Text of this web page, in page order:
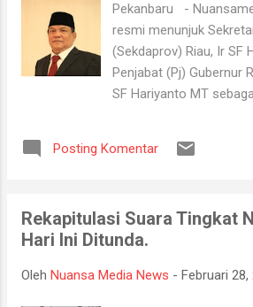
menggunakan satu
menghampiri istrinya.
tepat dihadapan istrinya
dibonceng
handphonenya.
Pekanbaru -
resmi menunjuk
(Sekdaprov) Riau, Ir SF
Penjabat (Pj) Gubernur
SF Hariyanto MT
lalu. Saat dikonfirmasi
(SK) Pj Gubernur Riau.
Gubernur Riau) sudah
Hariyanto. Atas ditunjuk
Posting Komentar
Rekapitulasi Suara Tingkat
Hari Ini Ditunda.
Oleh Nuansa Media News - Februari 28,